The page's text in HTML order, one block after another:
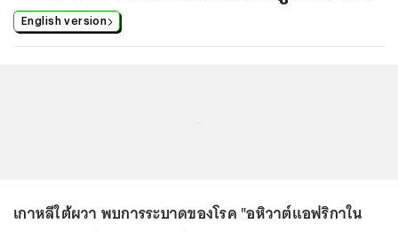
English version
เกาหลีใต้ผวา พบการระบาดของโรค "อหิวาต์แอฟริกาใน